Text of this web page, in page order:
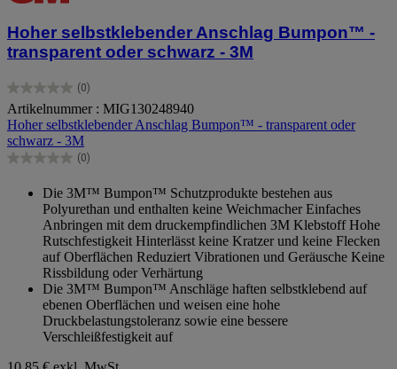
Hoher selbstklebender Anschlag Bumpon™ -
transparent oder schwarz - 3M
(0)
0.0
von
5
Sternen.
Artikelnummer : MIG130248940
Hoher selbstklebender Anschlag Bumpon™ - transparent oder
schwarz - 3M
(0)
0.0
Sternen.
Die 3M™ Bumpon™ Schutzprodukte bestehen aus
Polyurethan und enthalten keine Weichmacher Einfaches
Anbringen mit dem druckempfindlichen 3M Klebstoff Hohe
Rutschfestigkeit Hinterlässt keine Kratzer und keine Flecken
auf Oberflächen Reduziert Vibrationen und Geräusche Keine
Rissbildung oder Verhärtung
Die 3M™ Bumpon™ Anschläge haften selbstklebend auf
ebenen Oberflächen und weisen eine hohe
Druckbelastungstoleranz sowie eine bessere
Verschleißfestigkeit auf